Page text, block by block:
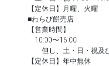
【定休日】月曜、火曜
■わらび餅売店
【営業時間】
10:00〜16:00
但し、土・日・祝及び
【定休日】年中無休